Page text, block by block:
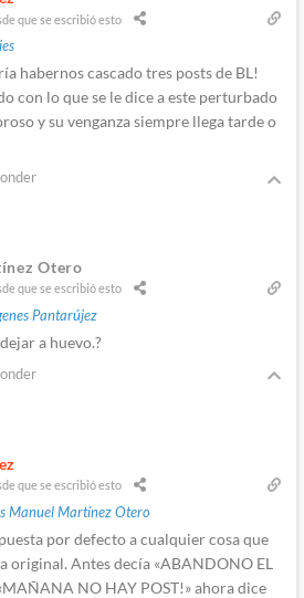
que se escribió esto
habernos cascado tres posts de BL!
con lo que se le dice a este perturbado
y su venganza siempre llega tarde o
Otero
que se escribió esto
Pantarújez
a huevo.?
que se escribió esto
Manuel Martínez Otero
por defecto a cualquier cosa que
original. Antes decía «ABANDONO EL
NO HAY POST!» ahora dice